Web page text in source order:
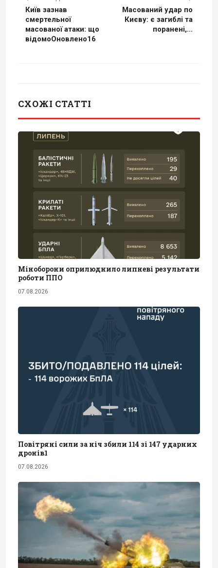
Київ зазнав
смертельної
масованої атаки: що
відомоОновлено16
Масований удар по
Києву: є загиблі та
поранені,...
СХОЖІ СТАТТІ
Міноборони оприлюднило липневі результати
роботи ППО
07.08.2026
Повітряні сили за ніч збили 114 зі 147 ударних
дронів1
07.08.2026